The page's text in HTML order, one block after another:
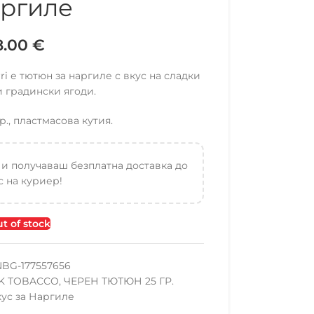
€
е тютюн за наргиле с вкус на сладки
градински ягоди.
пластмасова кутия.
получаваш безплатна доставка до
на куриер!
of stock
177557656
TOBACCO, ЧЕРЕН ТЮТЮН 25 ГР.
за Наргиле